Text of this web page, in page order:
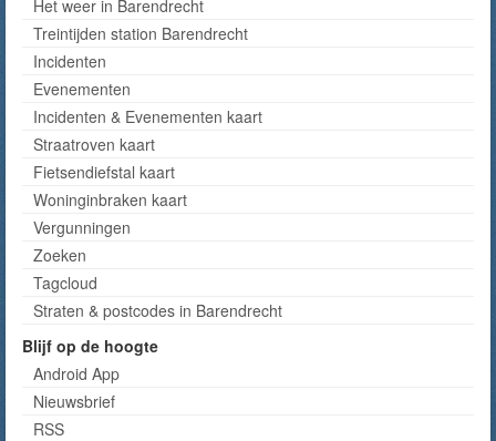
Het weer in Barendrecht
Treintijden station Barendrecht
Incidenten
Evenementen
Incidenten & Evenementen kaart
Straatroven kaart
Fietsendiefstal kaart
Woninginbraken kaart
Vergunningen
Zoeken
Tagcloud
Straten & postcodes in Barendrecht
Blijf op de hoogte
Android App
Nieuwsbrief
RSS